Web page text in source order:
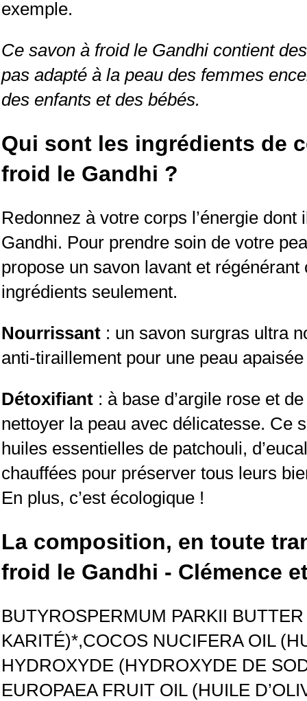
exemple.
Ce savon à froid le Gandhi contient
pas adapté à la peau des femmes
des enfants et des bébés.
Qui sont les ingrédients de
froid le Gandhi ?
Redonnez à votre corps l’énergie
Gandhi. Pour prendre soin de votre
propose un savon lavant et
ingrédients seulement.
Nourrissant : un savon surgras ultra
anti-tiraillement pour une peau
Détoxifiant : à base d’argile rose et
nettoyer la peau avec délicatesse. Ce
huiles essentielles de patchouli,
chauffées pour préserver tous leurs
En plus, c’est écologique !
La composition, en toute
froid le Gandhi - Clémence
BUTYROSPERMUM PARKII
KARITÉ)*,COCOS NUCIFERA OIL
HYDROXYDE (HYDROXYDE DE
EUROPAEA FRUIT OIL (HUILE